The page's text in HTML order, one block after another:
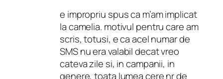
e impropriu spus ca m’am implicat
la camelia. motivul pentru care am
scris, totusi, e ca acel numar de
SMS nu era valabil decat vreo
cateva zile si, in campanii, in
genere, toata lumea cere nr de